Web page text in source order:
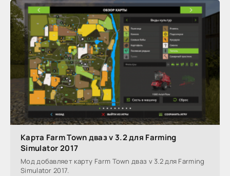
Карта Farm Town дваз v 3.2 для Farming
Simulator 2017
Мод добавляет карту Farm Town дваз v 3.2 для Farming
Simulator 2017.